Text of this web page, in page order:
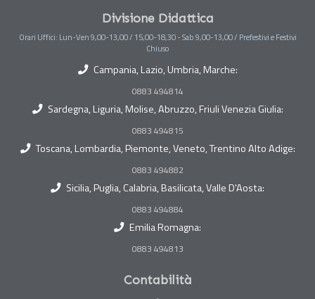
Divisione Didattica
Orari Uffici: Lun-Ven 9,00-13,00 / 15,00-18,30 - Sab 9,00-13,00 / Prefestivi e Festivi
Chiuso
Campania, Lazio, Umbria, Marche:
0883 494814
Sardegna, Liguria, Molise, Abruzzo, Friuli Venezia Giulia:
0883 494815
Toscana, Lombardia, Piemonte, Veneto, Trentino Alto Adige:
0883 494882
Sicilia, Puglia, Calabria, Basilicata, Valle D'Aosta:
0883 494884
Emilia Romagna:
0883 494813
Contabilità